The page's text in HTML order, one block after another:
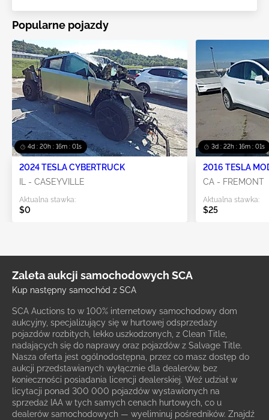
Popularne pojazdy
4d : 20h : 16m : 00s
2024 TESLA CYBERTRUCK
IL - CASEYVILLE
Aktualna stawka:
$0
3d : 22h : 16m : 00s
2016 TESLA
CA - FREMONT
Aktualna stawka:
$25
Zaleta aukcji samochodowych SCA
Kup następny samochód z SCA
SCA Auctions to w 100% internetowy samochodowy dom
aukcyjny, specjalizujący się w hurtowej odsprzedaży
pojazdów rozbitych, lekko uszkodzonych, z Clean Title,
nadających się do naprawy oraz pojazdów z Salvage Title.
Nasza oferta jest ogólnodostępna, przez co masz dostęp do
aukcji przedstawianych wyłącznie dla dealerów, bez
konieczności posiadania licencji dealerskiej. Weź udział w
licytacji ponad 300 000 pojazdów wystawionych na
sprzedaż IAA w tych samych cenach hurtowych, co u
dealerów samochodowych — wyeliminuj pośredników. Znajdź